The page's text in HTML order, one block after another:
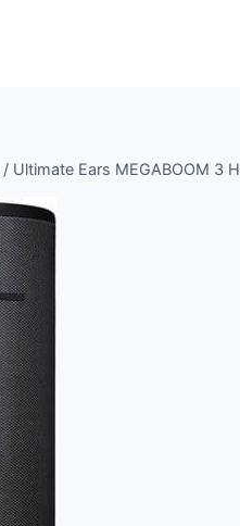
/ Ultimate Ears MEGABOOM 3